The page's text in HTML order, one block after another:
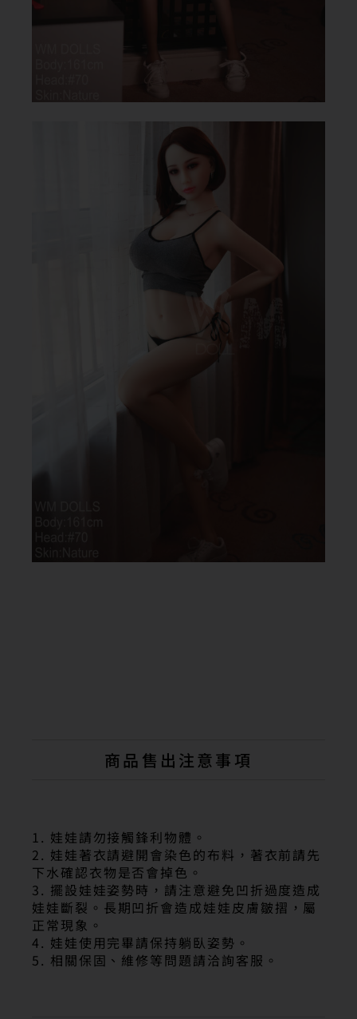
商品售出注意事項
1. 娃娃請勿接觸鋒利物體。
2. 娃娃著衣請避開會染色的布料，著衣前請先
下水確認衣物是否會掉色。
3. 擺設娃娃姿勢時，請注意避免凹折過度造成
娃娃斷裂。長期凹折會造成娃娃皮膚皺摺，屬
正常現象。
4. 娃娃使用完畢請保持躺臥姿勢。
5. 相關保固、維修等問題請洽詢客服。